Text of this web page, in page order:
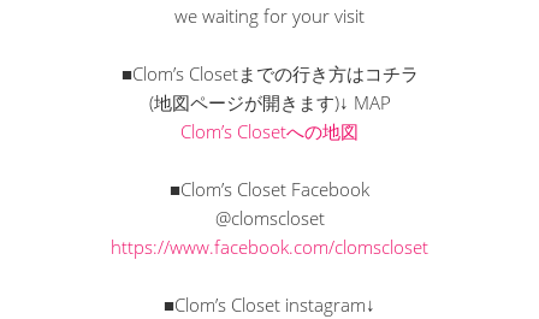
we waiting for your visit
■Clom’s Closetまでの行き方はコチラ
(地図ページが開きます)↓ MAP
Clom’s Closetへの地図
■Clom’s Closet Facebook
@clomscloset
https://www.facebook.com/clomscloset
■Clom’s Closet instagram↓